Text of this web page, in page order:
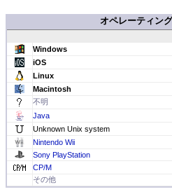
オペレーティン
Windows
iOS
Linux
Macintosh
不明
Java
Unknown Unix system
Nintendo Wii
Sony PlayStation
CP/M
その他